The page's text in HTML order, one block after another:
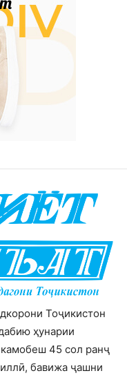
Тоҷикистон
ҳунарии
камобеш 45 сол ранҷ
бавижа ҷашни